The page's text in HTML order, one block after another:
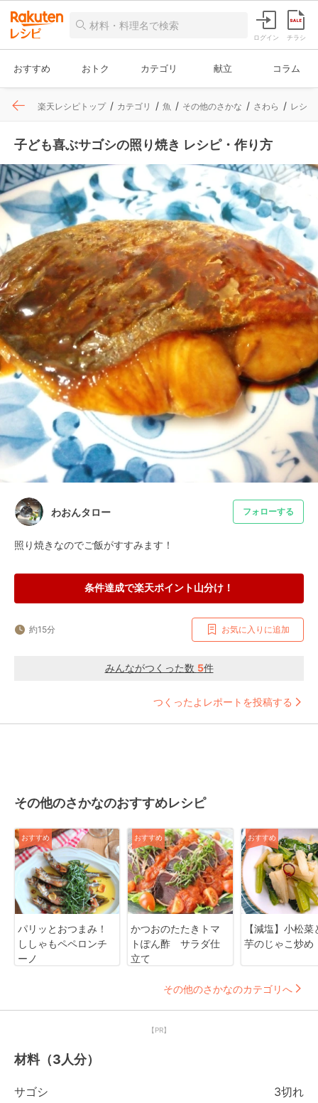
ログイン チラシ
おすすめ おトク カテゴリ 献立 コラム
楽天レシピトップ カテゴリ 魚 その他のさかな さわら レシ
子ども喜ぶサゴシの照り焼き レシピ・作り方
わおんタロー フォローする
照り焼きなのでご飯がすすみます！
条件達成で楽天ポイント山分け！
約15分 お気に入りに追加
みんながつくった数 5件
つくったよレポートを投稿する
その他のさかなのおすすめレシピ
おすすめ
パリッとおつまみ！
ししゃもペペロンチ
ーノ
おすすめ
かつおのたたきトマ
トぽん酢 サラダ仕
立て
おすすめ
【減塩】小松菜
芋のじゃこ炒め
その他のさかなのカテゴリへ
【PR】
材料（3人分）
サゴシ 3切れ